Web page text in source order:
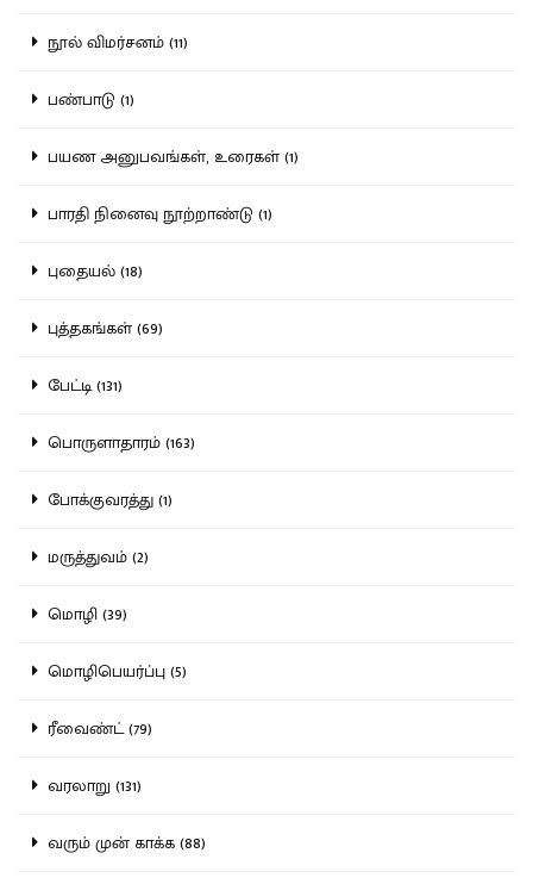
நூல் விமர்சனம் (11)
பண்பாடு (1)
பயண அனுபவங்கள், உரைகள் (1)
பாரதி நினைவு நூற்றாண்டு (1)
புதையல் (18)
புத்தகங்கள் (69)
பேட்டி (131)
பொருளாதாரம் (163)
போக்குவரத்து (1)
மருத்துவம் (2)
மொழி (39)
மொழிபெயர்ப்பு (5)
ரீவைண்ட் (79)
வரலாறு (131)
வரும் முன் காக்க (88)